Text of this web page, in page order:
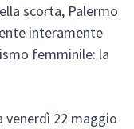
scorta, Palermo
interamente
femminile: la
venerdì 22 maggio